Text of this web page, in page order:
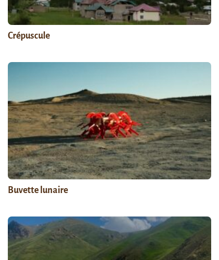
Crépuscule
Buvette lunaire